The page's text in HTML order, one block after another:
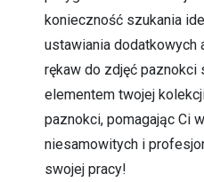
konieczność szukania
ustawiania dodatkowych
rękaw do zdjęć paznokci
elementem twojej
paznokci, pomagając Ci
niesamowitych i
swojej pracy!